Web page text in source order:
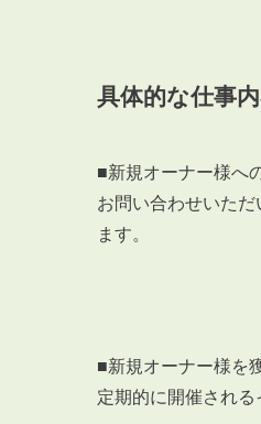
スタッフ紹介
グループ会社紹介
具体的な仕事
■新規オーナー様へ
お問い合わせいた
ます。
■新規オーナー様を
定期的に開催される